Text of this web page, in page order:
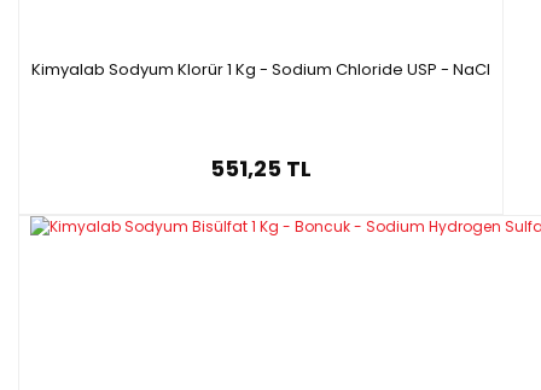
Kimyalab Sodyum Klorür 1 Kg - Sodium Chloride USP - NaCl
551,25 TL